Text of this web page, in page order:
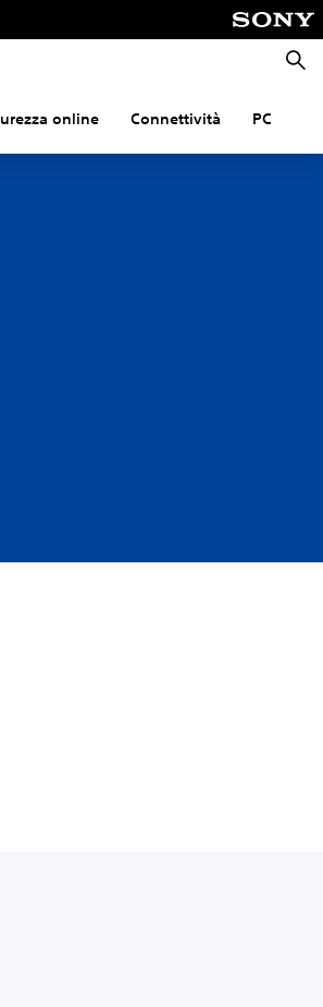
Cerca
online Connettività PC